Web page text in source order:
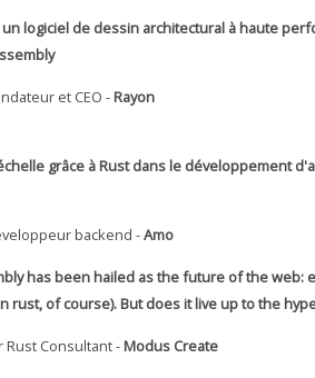
un logiciel de dessin architectural à haute
et CEO - Rayon
grâce à Rust dans le développement
backend -Amo
has been hailed as the future of the web:
rust, of course). But does it live up to the
Rust Consultant - Modus Create